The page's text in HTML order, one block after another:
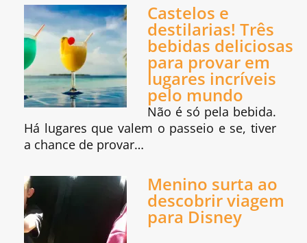
Castelos e
destilarias! Três
bebidas deliciosas
para provar em
lugares incríveis
pelo mundo
Não é só pela bebida.
Há lugares que valem o passeio e se, tiver
a chance de provar…
Menino surta ao
descobrir viagem
para Disney